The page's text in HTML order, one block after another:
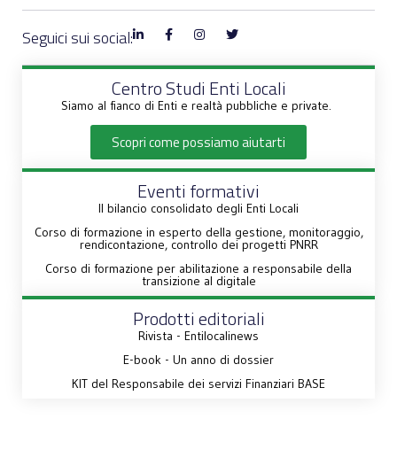
Seguici sui social:
Centro Studi Enti Locali
Siamo al fianco di Enti e realtà pubbliche e private.
Scopri come possiamo aiutarti
Eventi formativi
Il bilancio consolidato degli Enti Locali
Corso di formazione in esperto della gestione, monitoraggio,
rendicontazione, controllo dei progetti PNRR
Corso di formazione per abilitazione a responsabile della
transizione al digitale
Prodotti editoriali
Rivista - Entilocalinews
E-book - Un anno di dossier
KIT del Responsabile dei servizi Finanziari BASE